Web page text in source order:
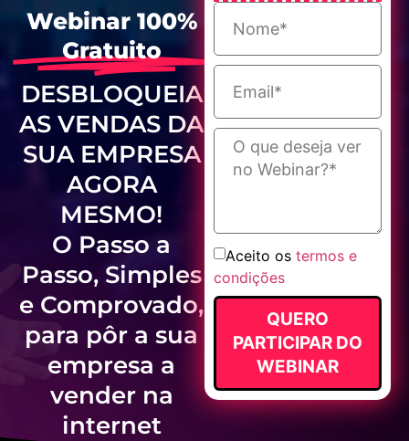
Webinar 100%
Gratuito
DESBLOQUEIA
AS VENDAS DA
SUA EMPRESA
AGORA
MESMO!
O Passo a
Passo, Simples
e Comprovado,
para pôr a sua
empresa a
vender na
internet
Aceito os termos e
condições
QUERO
PARTICIPAR DO
WEBINAR